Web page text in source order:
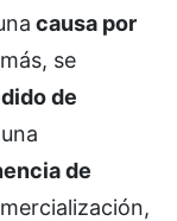
causa por
se
de
de